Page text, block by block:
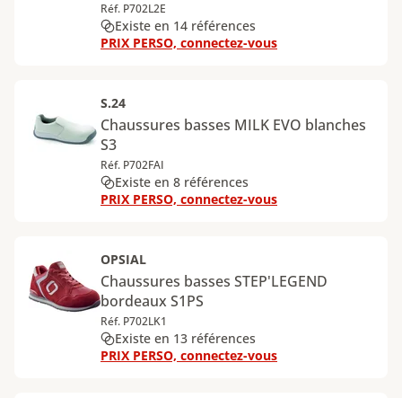
Réf. P702L2E
Existe en 14 références
PRIX PERSO, connectez-vous
S.24
Chaussures basses MILK EVO blanches
S3
Réf. P702FAI
Existe en 8 références
PRIX PERSO, connectez-vous
OPSIAL
Chaussures basses STEP'LEGEND
bordeaux S1PS
Réf. P702LK1
Existe en 13 références
PRIX PERSO, connectez-vous